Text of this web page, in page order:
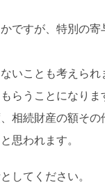
ですが、特別の
いことも考えら
らうことになりま
相続財産の額そ
思われます。
してください。